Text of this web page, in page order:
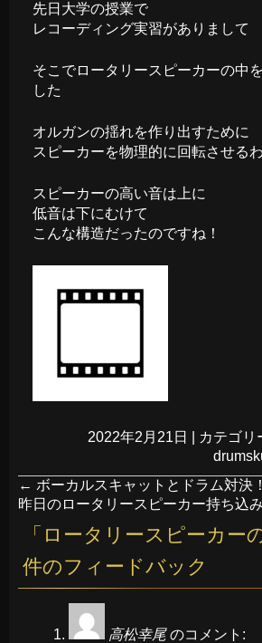
先日大学の授業で
レコーディング実習がありまして
そこでロータリースピーカーの中
した
オルガンの揺れを作り出すために
スピーカーを物理的に回転させる
スピーカーの高い音は上に
低音は下にむけて
こんな構造だったのですね！
2022年2月21日 カテゴリ
← ボーカルスキャットとドラム対決
昨日のロータリースピーカー持ち込み
「 ロータリースピーカー
件のフィードバック
高松幸尾 のコメント: